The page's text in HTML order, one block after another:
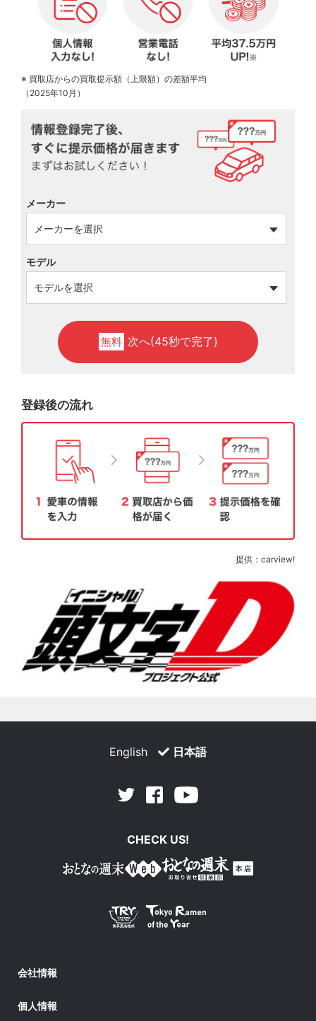
※ 買取店からの買取提示額（上限額）の差額平均
（2025年10月）
メーカー
モデル
無料 次へ(45秒で完了)
登録後の流れ
提供：carview!
English 日本語
Twitter Facebook
CHECK US!
会社情報
個人情報